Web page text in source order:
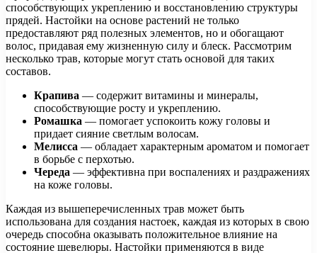
способствующих укреплению и восстановлению структуры
прядей. Настойки на основе растений не только
предоставляют ряд полезных элементов, но и обогащают
волос, придавая ему жизненную силу и блеск. Рассмотрим
несколько трав, которые могут стать основой для таких
составов.
Крапива — содержит витамины и минералы,
способствующие росту и укреплению.
Ромашка — помогает успокоить кожу головы и
придает сияние светлым волосам.
Мелисса — обладает характерным ароматом и помогает
в борьбе с перхотью.
Череда — эффективна при воспалениях и раздражениях
на коже головы.
Каждая из вышеперечисленных трав может быть
использована для создания настоек, каждая из которых в свою
очередь способна оказывать положительное влияние на
состояние шевелюры. Настойки применяются в виде